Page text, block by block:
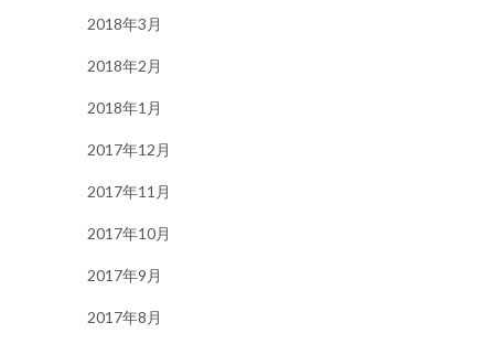
2018年3月
2018年2月
2018年1月
2017年12月
2017年11月
2017年10月
2017年9月
2017年8月